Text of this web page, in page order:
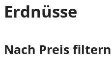
Erdnüsse
Nach Preis filtern